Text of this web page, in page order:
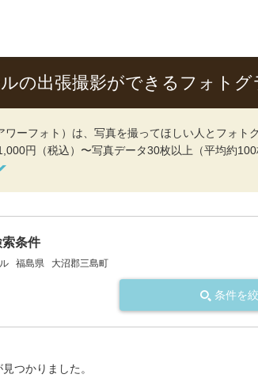
の出張撮影ができるフォトグ
ワーフォト）は、写真を撮ってほしい人とフォト
円（税込）〜写真データ30枚以上（平均約100
条件
福島県 大沼郡三島町
条件を
つかりました。